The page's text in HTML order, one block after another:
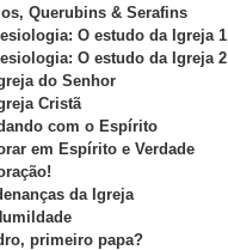
Querubins & Serafins
O estudo da Igreja 1
O estudo da Igreja 2
do Senhor
Cristã
com o Espírito
em Espírito e Verdade
da Igreja
primeiro papa?